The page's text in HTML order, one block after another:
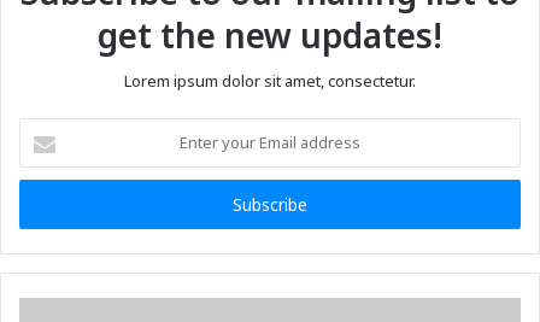
get the new updates!
Lorem ipsum dolor sit amet, consectetur.
your
Email